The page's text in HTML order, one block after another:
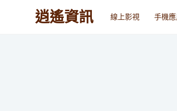
逍遙資訊 線上影視 手機應